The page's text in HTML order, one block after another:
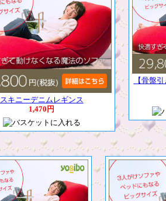
スキニーデニムレギンス
1,470円
【骨盤